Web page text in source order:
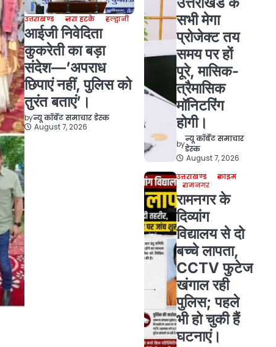
उत्तराखण्ड ज़रा हटके हल्द्वानी
आईजी निवेदिता
कुकरेती का बड़ा
संदेश—’अपराध
छिपाएं नहीं, पुलिस को
तुरंत बताएं’।
byन्यू कॉर्बेट समाचार डेस्क
August 7, 2026
सभी मेगा
प्रोजेक्ट तय
समय पर हों
पूरे, मासिक-
त्रैमासिक
मॉनिटरिंग
होगी।
by
न्यू कॉर्बेट समाचार
डेस्क
August 7, 2026
उत्तराखण्ड
क्राइम
रामनगर
रामनगर के
दिव्यांग
विद्यालय से दो
बच्चे लापता,
CCTV फुटेज
खंगाल रही
पुलिस; पहले
भी हो चुकी हैं
घटनाएं।